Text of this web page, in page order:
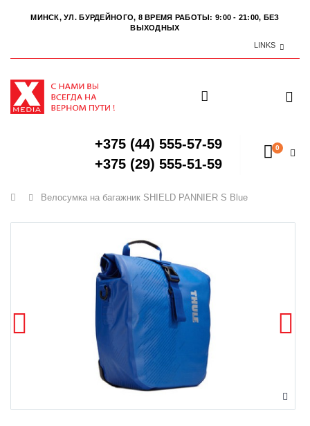
МИНСК, УЛ. БУРДЕЙНОГО, 8 ВРЕМЯ РАБОТЫ: 9:00 - 21:00, БЕЗ
ВЫХОДНЫХ
LINKS
+375 (44) 555-57-59
+375 (29) 555-51-59
0
Главная
Велосумка на багажник SHIELD PANNIER S Blue